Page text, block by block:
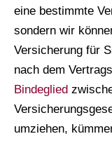
eine bestimmte
sondern wir
Versicherung für
nach dem
Bindeglied
umziehen,